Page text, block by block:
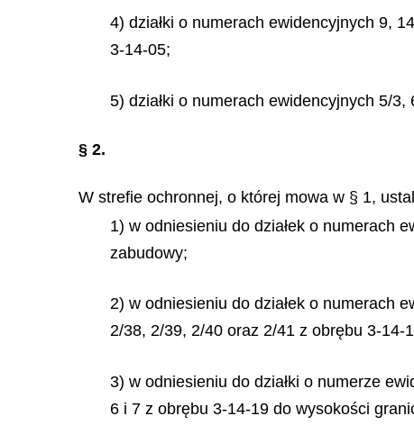
4) działki o numerach ewidencyjnych 9,
3-14-05;
5) działki o numerach ewidencyjnych 5/
§ 2.
W strefie ochronnej, o której mowa w § 1,
1) w odniesieniu do działek o numerach
zabudowy;
2) w odniesieniu do działek o numerach
2/38, 2/39, 2/40 oraz 2/41 z obrębu 3-
3) w odniesieniu do działki o numerze
6 i 7 z obrębu 3-14-19 do wysokości